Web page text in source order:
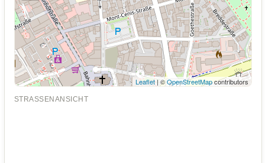
Leaflet| ©OpenStreetMapcontributors
STRASSENANSICHT